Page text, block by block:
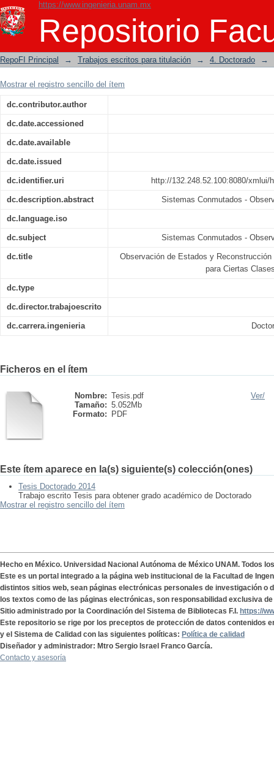
https://www.ingenieria.unam.mx
Repositorio
Observación de Estados y
Clases de Sistemas Conmutados
RepoFI Principal → Trabajos escritos para titulación → 4. Doctorado →
Mostrar el registro sencillo del ítem
dc.contributor.author
dc.date.accessioned
dc.date.available
dc.date.issued
dc.identifier.uri http://132.248.52.100:8080/xmlui/
dc.description.abstract Sistemas Conmutados -
dc.language.iso
dc.subject Sistemas Conmutados -
dc.title
Observación de Estados y
para Ciertas
dc.type
dc.director.trabajoescrito
dc.carrera.ingenieria
Ficheros en el ítem
Nombre: Tesis.pdf
Tamaño: 5.052Mb
Formato:
PDF
Ver/
Este ítem aparece en la(s) siguiente(s) colección(ones)
Tesis Doctorado 2014
Trabajo escrito Tesis para obtener grado académico de Doctorado
Mostrar el registro sencillo del ítem
Hecho en México. Universidad Nacional Autónoma de México UNAM. Todos
Este es un portal integrado a la página web institucional de la Facultad de
distintos sitios web, sean páginas electrónicas personales de investigación o
los textos como de las páginas electrónicas, son responsabilidad exclusiva
Sitio administrado por la Coordinación del Sistema de Bibliotecas F.I. https://
Este repositorio se rige por los preceptos de protección de datos contenidos
y el Sistema de Calidad con las siguientes políticas: Política de calidad
Diseñador y administrador: Mtro Sergio Israel Franco García.
Contacto y asesoría